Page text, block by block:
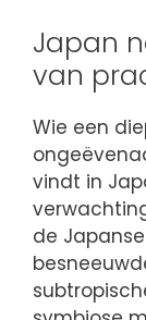
Japan
van
Wie een
vindt in
de